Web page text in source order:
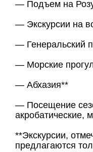
— Подъем на
— Экскурсии на
— Генеральский
— Морские
— Абхазия**
— Посещение
акробатические,
**Экскурсии,
предлагаются